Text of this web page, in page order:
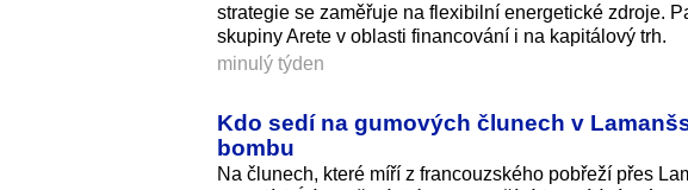
strategie se zaměřuje na flexibilní energetické zdroje.
skupiny Arete v oblasti financování i na kapitálový trh.
minulý týden
Kdo sedí na gumových člunech v
bombu
Na člunech, které míří z francouzského pobřeží přes